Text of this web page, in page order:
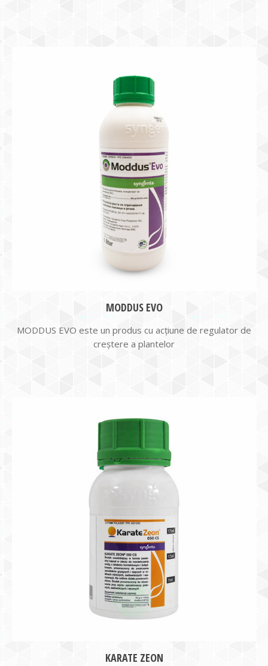
MODDUS EVO
MODDUS EVO este un produs cu acţiune de regulator de
creștere a plantelor
KARATE ZEON